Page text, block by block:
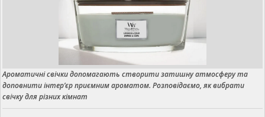
Ароматичні свічки допомагають створити затишну атмосферу та
доповнити інтер’єр приємним ароматом. Розповідаємо, як вибрати
свічку для різних кімнат